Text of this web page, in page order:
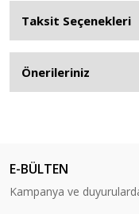
Taksit Seçenekleri
Önerileriniz
E-BÜLTEN
Kampanya ve